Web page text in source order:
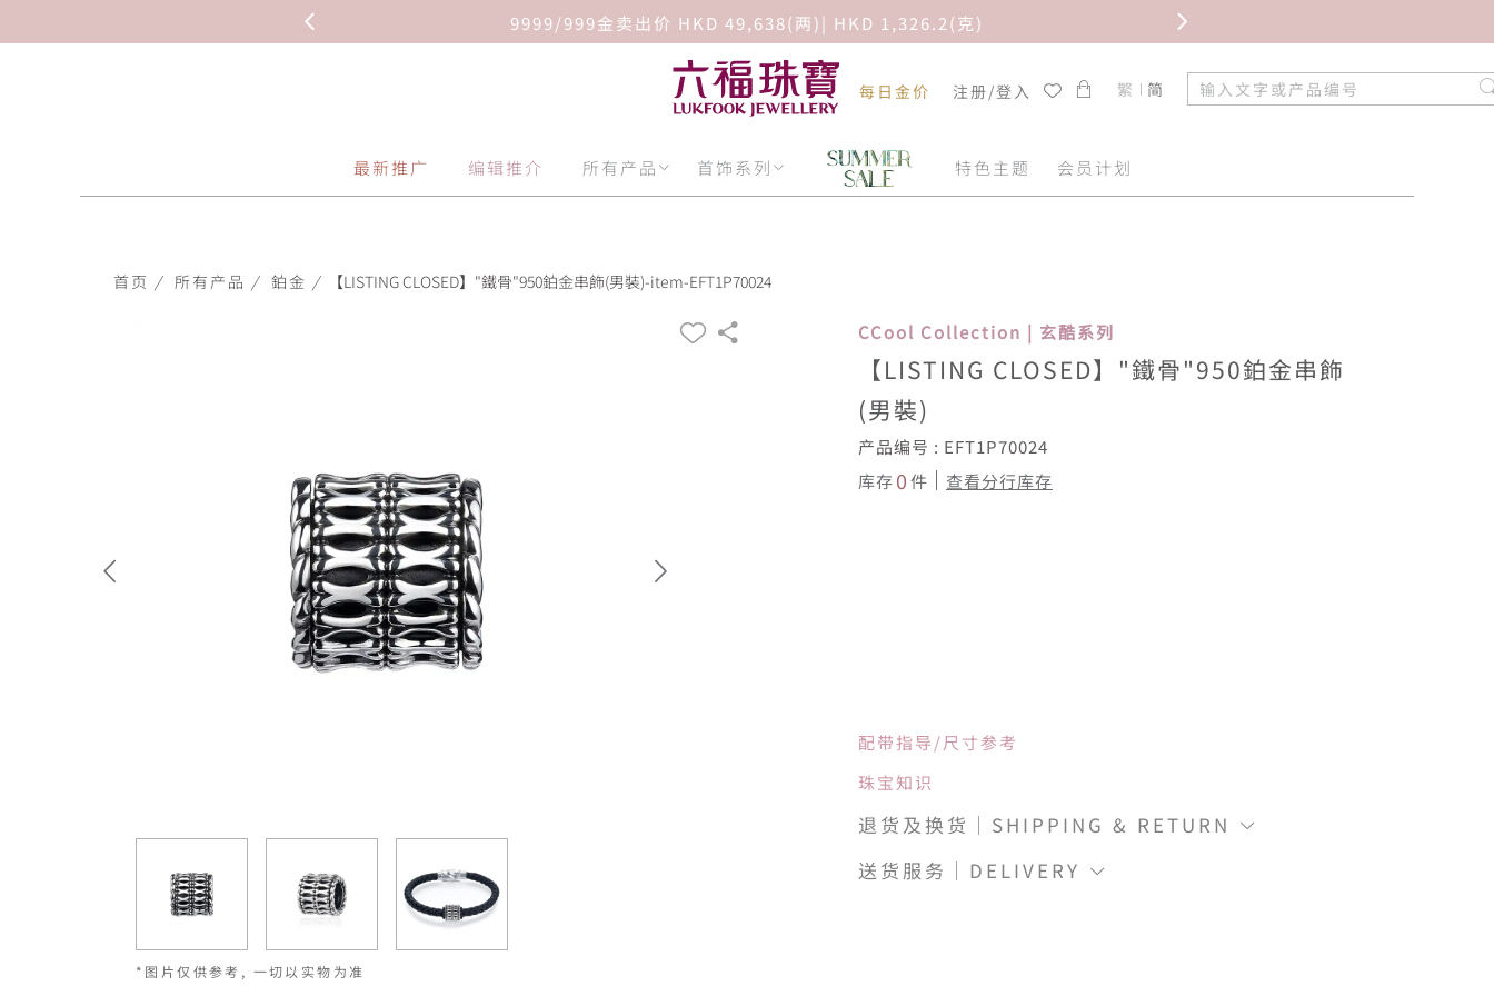
9999/999金卖出价 HKD 49,638(两)| HKD 1,326.2(克)
每日金价 注册/登入 繁 简
最新推广 编辑推介 所有产品 首饰系列 特色主题 会员计划
首页 / 所有产品 / 鉑金 / 【LISTING CLOSED】"鐵骨"950鉑金串飾(男裝)-item-EFT1P70024
*图片仅供参考, 一切以实物为准
CCool Collection | 玄酷系列
【LISTING CLOSED】"鐵骨"950鉑金串飾
(男裝)
产品编号 : EFT1P70024
库存0件 查看分行库存
配带指导/尺寸参考
珠宝知识
退货及换货｜SHIPPING & RETURN
送货服务｜DELIVERY